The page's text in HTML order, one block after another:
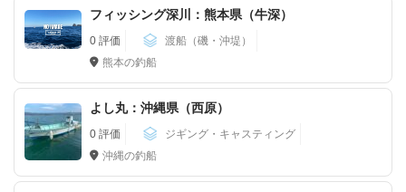
フィッシング深川：熊本県（牛深）
0 評価
渡船（磯・沖堤）
熊本の釣船
よし丸：沖縄県（西原）
0 評価
ジギング・キャスティング
沖縄の釣船